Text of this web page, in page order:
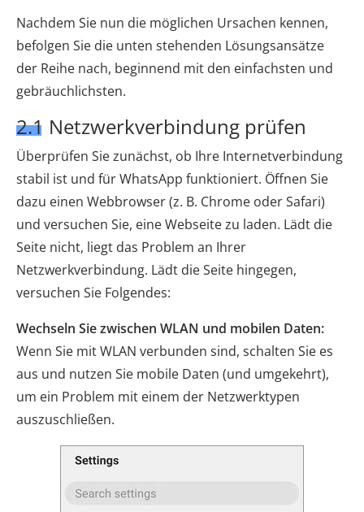
Nachdem Sie nun die möglichen Ursachen kennen,
befolgen Sie die unten stehenden Lösungsansätze
der Reihe nach, beginnend mit den einfachsten und
gebräuchlichsten.
2.1 Netzwerkverbindung prüfen
Überprüfen Sie zunächst, ob Ihre Internetverbindung
stabil ist und für WhatsApp funktioniert. Öffnen Sie
dazu einen Webbrowser (z. B. Chrome oder Safari)
und versuchen Sie, eine Webseite zu laden. Lädt die
Seite nicht, liegt das Problem an Ihrer
Netzwerkverbindung. Lädt die Seite hingegen,
versuchen Sie Folgendes:
Wechseln Sie zwischen WLAN und mobilen Daten:
Wenn Sie mit WLAN verbunden sind, schalten Sie es
aus und nutzen Sie mobile Daten (und umgekehrt),
um ein Problem mit einem der Netzwerktypen
auszuschließen.